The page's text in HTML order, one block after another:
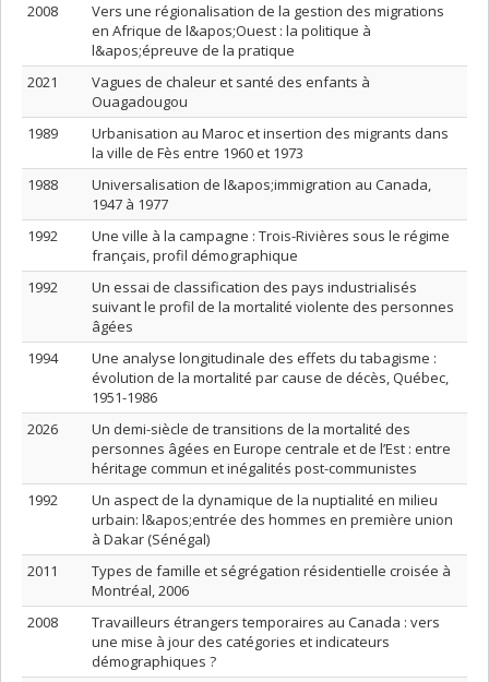
2008
Vers une régionalisation de la gestion des migrations
en Afrique de l&apos;Ouest : la politique à
l&apos;épreuve de la pratique
2021
Vagues de chaleur et santé des enfants à
Ouagadougou
1989
Urbanisation au Maroc et insertion des migrants dans
la ville de Fès entre 1960 et 1973
1988
Universalisation de l&apos;immigration au Canada,
1947 à 1977
1992
Une ville à la campagne : Trois-Rivières sous le régime
français, profil démographique
1992
Un essai de classification des pays industrialisés
suivant le profil de la mortalité violente des personnes
âgées
1994
Une analyse longitudinale des effets du tabagisme :
évolution de la mortalité par cause de décès, Québec,
1951-1986
2026
Un demi-siècle de transitions de la mortalité des
personnes âgées en Europe centrale et de l’Est : entre
héritage commun et inégalités post-communistes
1992
Un aspect de la dynamique de la nuptialité en milieu
urbain: l&apos;entrée des hommes en première union
à Dakar (Sénégal)
2011
Types de famille et ségrégation résidentielle croisée à
Montréal, 2006
2008
Travailleurs étrangers temporaires au Canada : vers
une mise à jour des catégories et indicateurs
démographiques ?